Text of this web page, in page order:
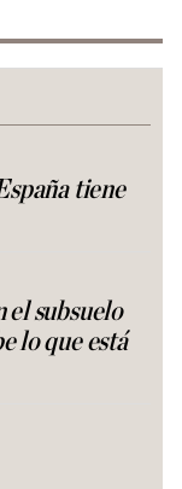
tiene
el subsuelo
lo que está